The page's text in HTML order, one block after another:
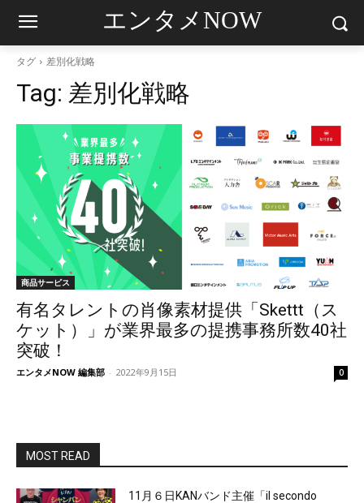
エンタメNOW
タグ 差別化戦略
Tag: 差別化戦略
商品サービス
有名タレントの肖像素材提供「Skettt（ス
ケット）」が業界最多の提携事務所数40社
突破！
エンタメNOW 編集部 - 2022年9月15日 0
MOST READ
11月６日KANバンド主催「il secondo